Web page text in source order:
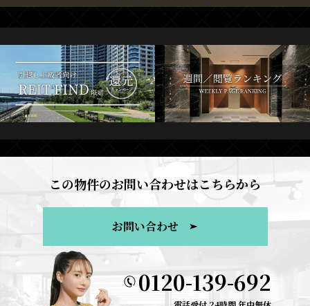
この物件のお問い合わせはこちらから
お問い合わせ
0120-139-692